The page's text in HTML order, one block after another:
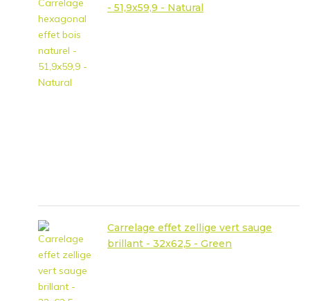
- 51,9x59,9 - Natural
Carrelage effet zellige vert sauge
brillant - 32x62,5 - Green